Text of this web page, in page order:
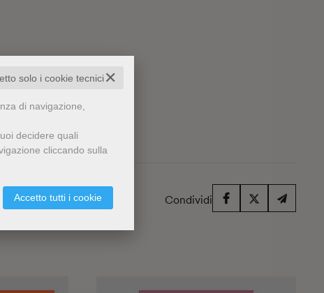
✕
solo i cookie tecnici
di navigazione,
decidere quali
cliccando sulla
Accetto tutti i cookie Condividi